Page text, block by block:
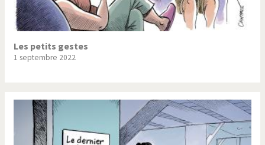
Les petits gestes
1 septembre 2022